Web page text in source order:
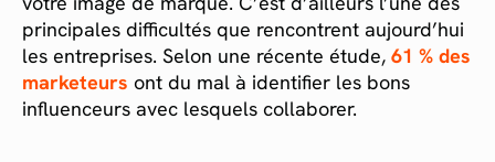
principales difficultés que rencontrent aujourd’hui
les entreprises. Selon une récente étude, 61 % des
marketeurs ont du mal à identifier les bons
influenceurs avec lesquels collaborer.